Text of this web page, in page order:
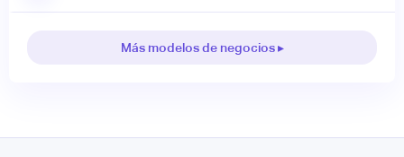
Más modelos de negocios ▸